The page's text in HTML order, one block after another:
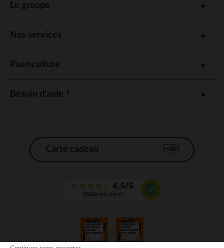
Le groupe
Nos services
Puériculture
Besoin d'aide ?
Carte cadeau